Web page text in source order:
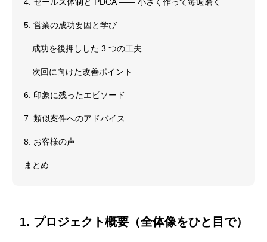
5. 営業の成功要因と学び
成功を後押しした 3 つの工夫
次回に向けた改善ポイント
6. 印象に残ったエピソード
7. 類似案件へのアドバイス
8. お客様の声
まとめ
1. プロジェクト概要（全体像をひと目で）